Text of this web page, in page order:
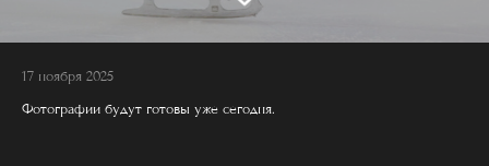
17 ноября 2025
Фотографии будут готовы уже сегодня.